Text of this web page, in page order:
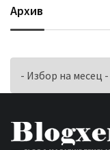
Архив
Архив